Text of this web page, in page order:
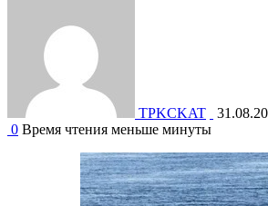
TPKCKAT
0 Время чтения меньше минуты